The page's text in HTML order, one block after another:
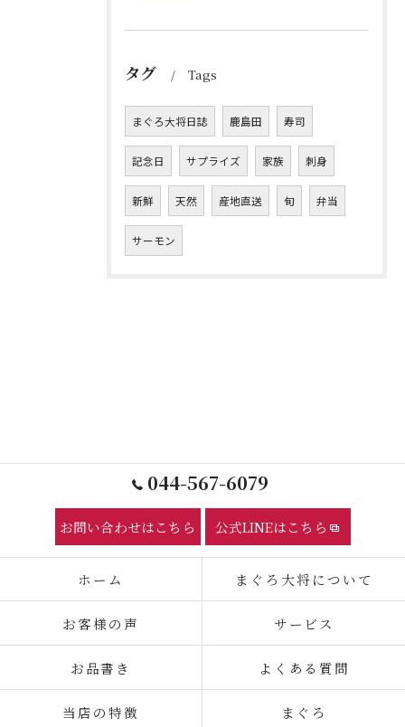
タグ Tags
まぐろ大将日誌 鹿島田 寿司
記念日 サプライズ 家族 刺身
新鮮 天然 産地直送 旬 弁当
サーモン
044-567-6079
お問い合わせはこちら 公式LINEはこちら
ホーム まぐろ大将について
お客様の声 サービス
お品書き よくある質問
当店の特徴 まぐろ